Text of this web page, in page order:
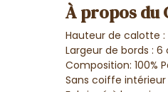
À propos du
Hauteur de calotte :
Largeur de bords :
Composition: 100%
Sans coiffe